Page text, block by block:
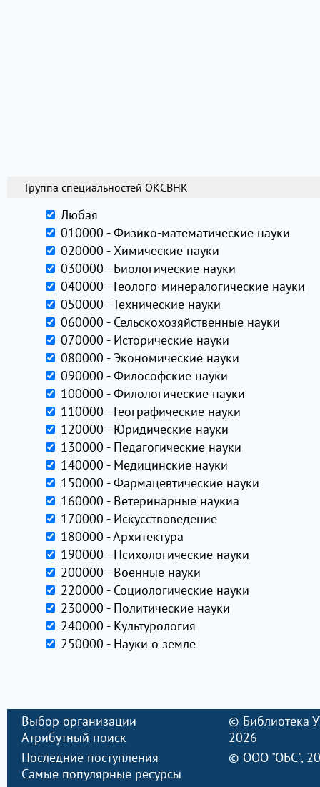
Группа специальностей ОКСВНК
Любая
010000 - Физико-математические науки
020000 - Химические науки
030000 - Биологические науки
040000 - Геолого-минералогические науки
050000 - Технические науки
060000 - Сельскохозяйственные науки
070000 - Исторические науки
080000 - Экономические науки
090000 - Философские науки
100000 - Филологические науки
110000 - Географические науки
120000 - Юридические науки
130000 - Педагогические науки
140000 - Медицинские науки
150000 - Фармацевтические науки
160000 - Ветеринарные наукиа
170000 - Искусствоведение
180000 - Архитектура
190000 - Психологические науки
200000 - Военные науки
220000 - Социологические науки
230000 - Политические науки
240000 - Культурология
250000 - Науки о земле
Выбор организации
Атрибутный поиск
Последние поступления
Самые популярные ресурсы
© Библиотека
2026
© ООО "ОБС",